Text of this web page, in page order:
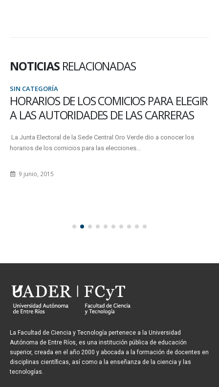
NOTICIAS RELACIONADAS
SIN CATEGORÍA
HORARIOS DE LOS COMICIOS PARA ELEGIR
A LAS AUTORIDADES DE LAS CARRERAS
La Junta Electoral de la Sede Central Oro Verde dio a conocer los
horarios de los comicios para las elecciones...
9 junio, 2015
La Facultad de Ciencia y Tecnología pertenece a la Universidad
Autónoma de Entre Ríos, es una institución pública de educación
superior, creada en el año 2000 y abocada a la formación de docentes en
disciplinas científicas, así como a la enseñanza de la ciencia y las
tecnologías.